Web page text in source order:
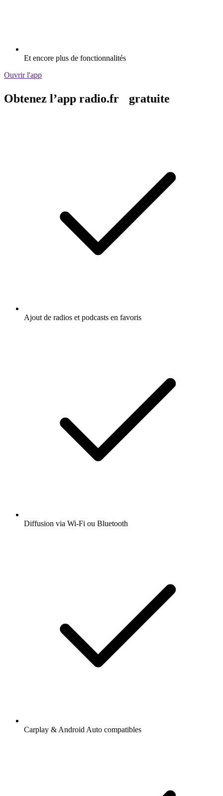
Et encore plus de fonctionnalités
Ouvrir l'app
Obtenez l’app radio.fr gratuite
Ajout de radios et podcasts en favoris
Diffusion via Wi-Fi ou Bluetooth
Carplay & Android Auto compatibles